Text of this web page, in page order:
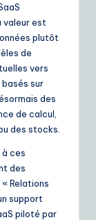
valeur est
plutôt
de
vers
sur
des
de calcul,
des stocks.
à ces
des
Relations
support
piloté par